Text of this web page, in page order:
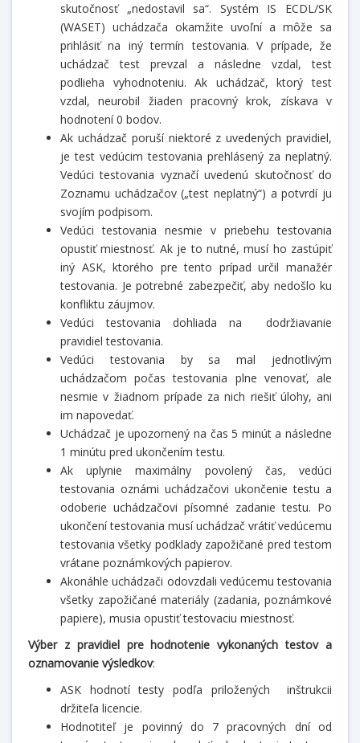
skutočnosť „nedostavil sa“. Systém IS ECDL/SK
(WASET) uchádzača okamžite uvoľní a môže sa
prihlásiť na iný termín testovania. V prípade, že
uchádzač test prevzal a následne vzdal, test
podlieha vyhodnoteniu. Ak uchádzač, ktorý test
vzdal, neurobil žiaden pracovný krok, získava v
hodnotení 0 bodov.
Ak uchádzač poruší niektoré z uvedených pravidiel,
je test vedúcim testovania prehlásený za neplatný.
Vedúci testovania vyznačí uvedenú skutočnosť do
Zoznamu uchádzačov („test neplatný“) a potvrdí ju
svojím podpisom.
Vedúci testovania nesmie v priebehu testovania
opustiť miestnosť. Ak je to nutné, musí ho zastúpiť
iný ASK, ktorého pre tento prípad určil manažér
testovania. Je potrebné zabezpečiť, aby nedošlo ku
konfliktu záujmov.
Vedúci testovania dohliada na dodržiavanie
pravidiel testovania.
Vedúci testovania by sa mal jednotlivým
uchádzačom počas testovania plne venovať, ale
nesmie v žiadnom prípade za nich riešiť úlohy, ani
im napovedať.
Uchádzač je upozornený na čas 5 minút a následne
1 minútu pred ukončením testu.
Ak uplynie maximálny povolený čas, vedúci
testovania oznámi uchádzačovi ukončenie testu a
odoberie uchádzačovi písomné zadanie testu. Po
ukončení testovania musí uchádzač vrátiť vedúcemu
testovania všetky podklady zapožičané pred testom
vrátane poznámkových papierov.
Akonáhle uchádzači odovzdali vedúcemu testovania
všetky zapožičané materiály (zadania, poznámkové
papiere), musia opustiť testovaciu miestnosť.
Výber z pravidiel pre hodnotenie vykonaných testov a
oznamovanie výsledkov:
ASK hodnotí testy podľa priložených inštrukcii
držiteľa licencie.
Hodnotiteľ je povinný do 7 pracovných dní od